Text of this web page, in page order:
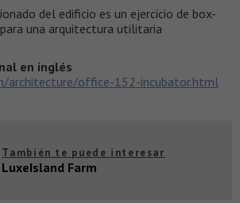
del edificio es un ejercicio de box-
una arquitectura utilitaria
en inglés
architecture/office-152-incubator.html
También te puede interesar
LuxeIsland Farm